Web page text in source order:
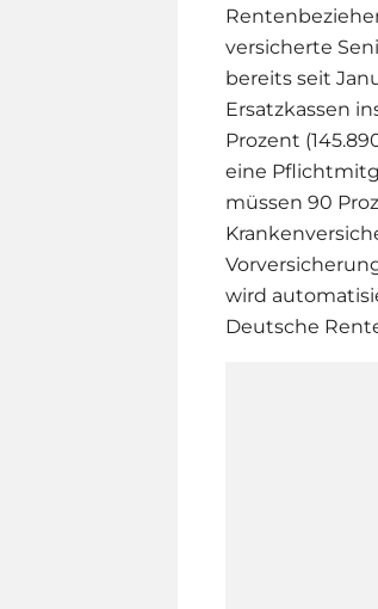
versicherte
bereits seit
Ersatzkassen
Prozent
eine
müssen 90
wird
Deutsche